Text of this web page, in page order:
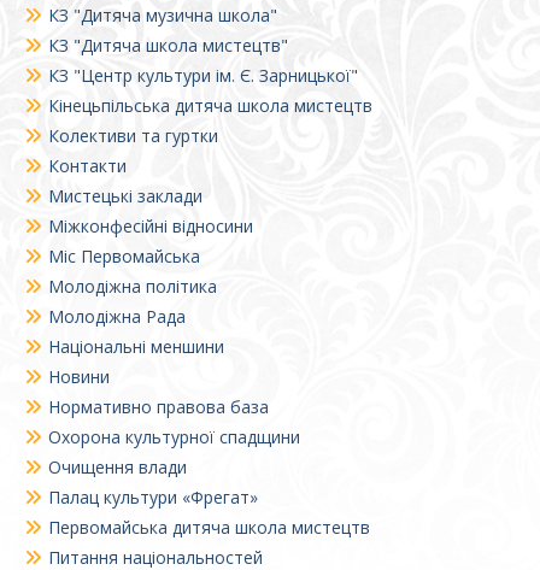
КЗ "Дитяча музична школа"
КЗ "Дитяча школа мистецтв"
КЗ "Центр культури ім. Є. Зарницької"
Кінецьпільська дитяча школа мистецтв
Колективи та гуртки
Контакти
Мистецькі заклади
Міжконфесійні відносини
Міс Первомайська
Молодіжна політика
Молодіжна Рада
Національні меншини
Новини
Нормативно правова база
Охорона культурної спадщини
Очищення влади
Палац культури «Фрегат»
Первомайська дитяча школа мистецтв
Питання національностей